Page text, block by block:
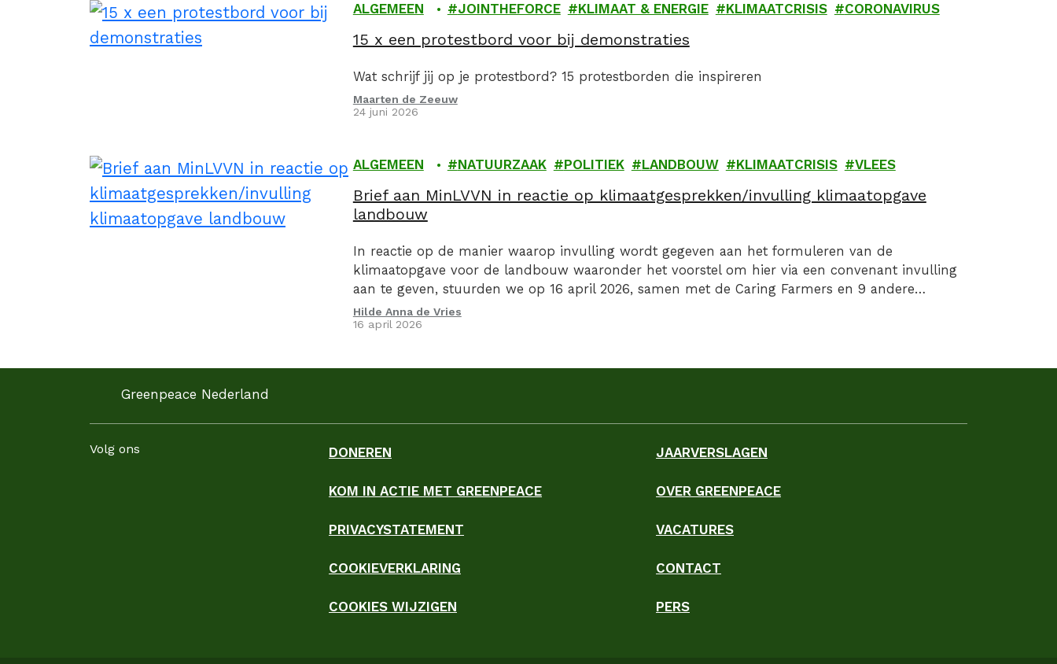
ALGEMEEN JOINTHEFORCE KLIMAAT & ENERGIE KLIMAATCRISIS CORONAVIRUS
15 x een protestbord voor bij demonstraties
Wat schrijf jij op je protestbord? 15 protestborden die inspireren
Maarten de Zeeuw
24 juni 2026
ALGEMEEN NATUURZAAK POLITIEK LANDBOUW KLIMAATCRISIS VLEES
Brief aan MinLVVN in reactie op klimaatgesprekken/invulling klimaatopgave
landbouw
In reactie op de manier waarop invulling wordt gegeven aan het formuleren van de
klimaatopgave voor de landbouw waaronder het voorstel om hier via een convenant invulling
aan te geven, stuurden we op 16 april 2026, samen met de Caring Farmers en 9 andere
organsiaties een kritische brief aan de Minister van Landbouw, Visserij, Voedselzekerheid…
Hilde Anna de Vries
16 april 2026
Greenpeace Nederland
Volg ons DONEREN
KOM IN ACTIE MET GREENPEACE
PRIVACYSTATEMENT
COOKIEVERKLARING
COOKIES WIJZIGEN
JAARVERSLAGEN
OVER GREENPEACE
VACATURES
CONTACT
PERS